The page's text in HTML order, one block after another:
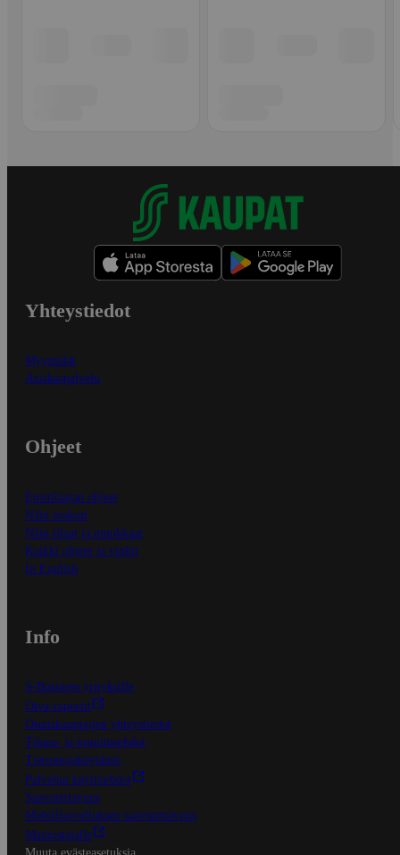
Yhteystiedot
Myymälät
Asiakaspalvelu
Ohjeet
Ensitilaajan ohjeet
Näin maksat
Näin tilaat ja muokkaat
Kaikki ohjeet ja vinkit
In English
Info
S-Business yrityksille
Oiva-raportit
Osuuskauppojen yhteystiedot
Tilaus- ja toimitusehdot
Tietosuojakäytäntö
Palvelun käyttöehdot
Saavutettavuus
Mobiilisovelluksen saavutettavuus
Mainostajalle